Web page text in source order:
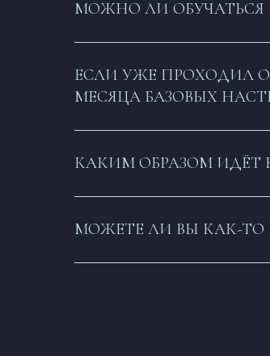
МОЖНО ЛИ ОБУЧАТЬСЯ
ЕСЛИ УЖЕ ПРОХОДИЛ
МЕСЯЦА БАЗОВЫХ
КАКИМ ОБРАЗОМ ИДЁТ
МОЖЕТЕ ЛИ ВЫ КАК-ТО